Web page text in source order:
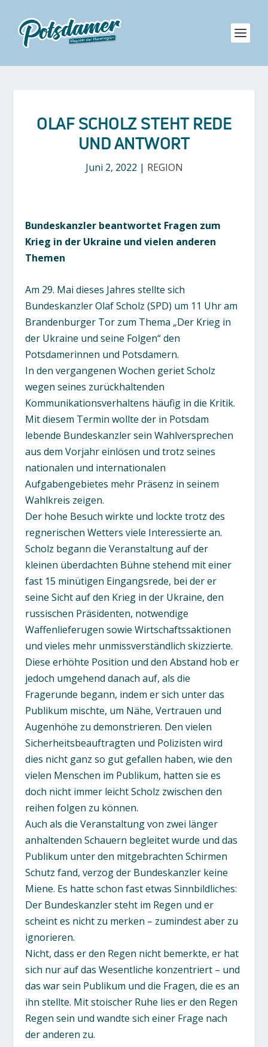
OLAF SCHOLZ STEHT REDE
UND ANTWORT
Juni 2, 2022 | REGION
Bundeskanzler beantwortet Fragen zum
Krieg in der Ukraine und vielen anderen
Themen
Am 29. Mai dieses Jahres stellte sich
Bundeskanzler Olaf Scholz (SPD) um 11 Uhr am
Brandenburger Tor zum Thema „Der Krieg in
der Ukraine und seine Folgen“ den
Potsdamerinnen und Potsdamern.
In den vergangenen Wochen geriet Scholz
wegen seines zurückhaltenden
Kommunikationsverhaltens häufig in die Kritik.
Mit diesem Termin wollte der in Potsdam
lebende Bundeskanzler sein Wahlversprechen
aus dem Vorjahr einlösen und trotz seines
nationalen und internationalen
Aufgabengebietes mehr Präsenz in seinem
Wahlkreis zeigen.
Der hohe Besuch wirkte und lockte trotz des
regnerischen Wetters viele Interessierte an.
Scholz begann die Veranstaltung auf der
kleinen überdachten Bühne stehend mit einer
fast 15 minütigen Eingangsrede, bei der er
seine Sicht auf den Krieg in der Ukraine, den
russischen Präsidenten, notwendige
Waffenlieferugen sowie Wirtschaftssaktionen
und vieles mehr unmissverständlich skizzierte.
Diese erhöhte Position und den Abstand hob er
jedoch umgehend danach auf, als die
Fragerunde begann, indem er sich unter das
Publikum mischte, um Nähe, Vertrauen und
Augenhöhe zu demonstrieren. Den vielen
Sicherheitsbeauftragten und Polizisten wird
dies nicht ganz so gut gefallen haben, wie den
vielen Menschen im Publikum, hatten sie es
doch nicht immer leicht Scholz zwischen den
reihen folgen zu können.
Auch als die Veranstaltung von zwei länger
anhaltenden Schauern begleitet wurde und das
Publikum unter den mitgebrachten Schirmen
Schutz fand, verzog der Bundeskanzler keine
Miene. Es hatte schon fast etwas Sinnbildliches:
Der Bundeskanzler steht im Regen und er
scheint es nicht zu merken – zumindest aber zu
ignorieren.
Nicht, dass er den Regen nicht bemerkte, er hat
sich nur auf das Wesentliche konzentriert – und
das war sein Publikum und die Fragen, die es an
ihn stellte. Mit stoischer Ruhe lies er den Regen
Regen sein und wandte sich einer Frage nach
der anderen zu.